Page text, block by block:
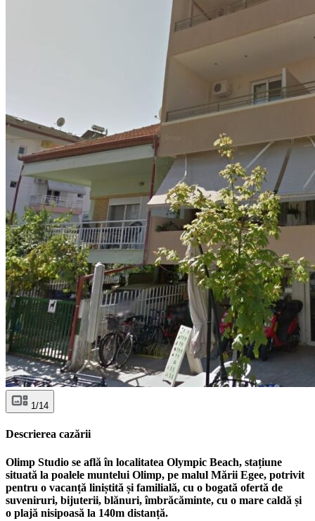
1/14
Descrierea cazării
Olimp Studio se află în localitatea Olympic Beach, stațiune
situată la poalele muntelui Olimp, pe malul Mării Egee, potrivit
pentru o vacanță liniștită și familială, cu o bogată ofertă de
suveniruri, bijuterii, blănuri, îmbrăcăminte, cu o mare caldă și
o plajă nisipoasă la 140m distanță.